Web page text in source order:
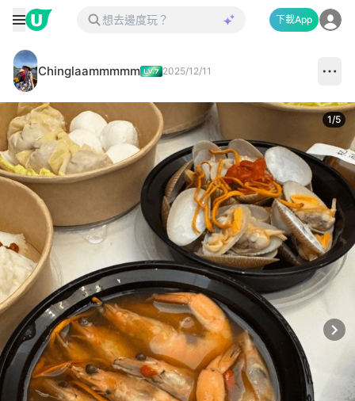
下載App
Chinglaammmmm 2025/12/11
1/5